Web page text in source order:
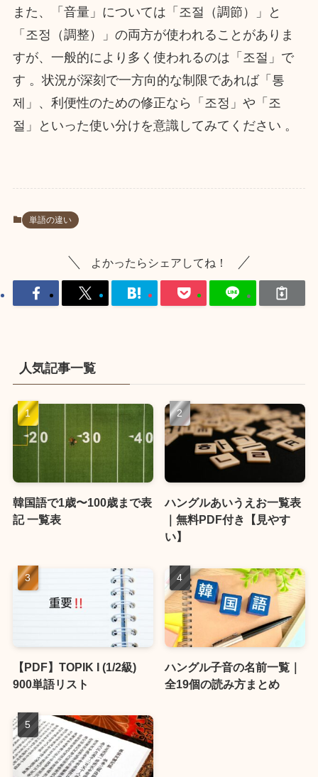
また、「音量」については「조절（調節）」と
「조정（調整）」の両方が使われることがありま
すが、一般的により多く使われるのは「조절」で
す 。状況が深刻で一方向的な制限であれば「통
제」、利便性のための修正なら「조정」や「조
절」といった使い分けを意識してみてください 。
単語の違い
よかったらシェアしてね！
人気記事一覧
韓国語で1歳〜100歳まで表
記 一覧表
ハングルあいうえお一覧表
｜無料PDF付き【見やす
い】
【PDF】TOPIK I (1/2級)
900単語リスト
ハングル子音の名前一覧｜
全19個の読み方まとめ